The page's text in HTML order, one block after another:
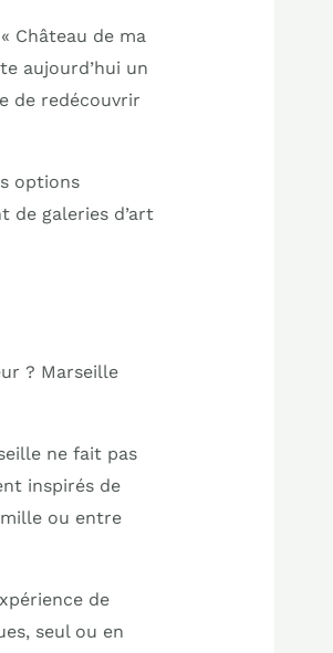
Château de ma
aujourd’hui un
de redécouvrir
options
de galeries d’art
? Marseille
ne fait pas
inspirés de
ou entre
de
seul ou en